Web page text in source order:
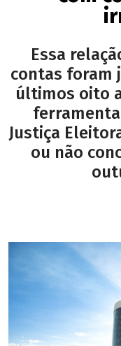
Essa
contas foram
últimos oito
Justiça
ou não